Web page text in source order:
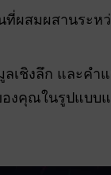
ผสมผสานระห
เชิงลึก และคำ
งคุณในรูปแบบ